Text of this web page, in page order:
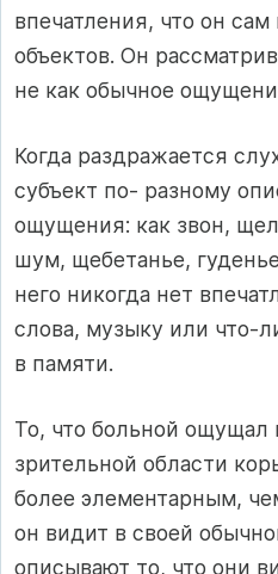
впечатления, что он
объектов. Он
не как обычное
Когда раздражается
субъект по- разному
ощущения: как звон,
шум, щебетанье,
него никогда нет
слова, музыку или что-
в памяти.
То, что больной
зрительной области
более элементарным,
он видит в своей
описывают то, что они